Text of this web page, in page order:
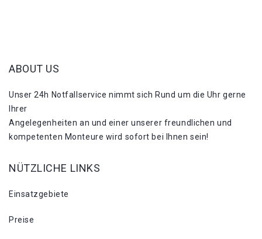
ABOUT US
Unser 24h Notfallservice nimmt sich Rund um die Uhr gerne
Ihrer
Angelegenheiten an und einer unserer freundlichen und
kompetenten Monteure wird sofort bei Ihnen sein!
NÜTZLICHE LINKS
Einsatzgebiete
Preise